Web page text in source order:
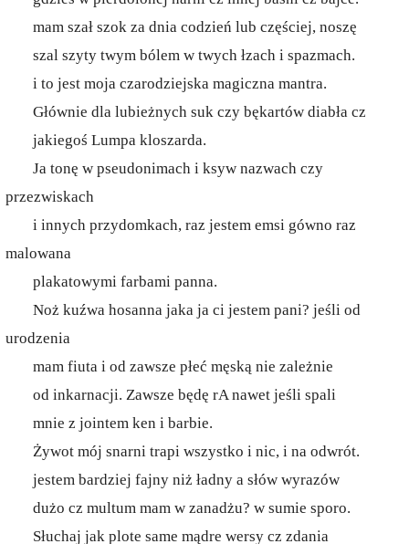
mam szał szok za dnia codzień lub częściej, noszę
szal szyty twym bólem w twych łzach i spazmach.
i to jest moja czarodziejska magiczna mantra.
Głównie dla lubieżnych suk czy bękartów diabła cz
jakiegoś Lumpa kloszarda.
Ja tonę w pseudonimach i ksyw nazwach czy
przezwiskach
i innych przydomkach, raz jestem emsi gówno raz
malowana
plakatowymi farbami panna.
Noż kuźwa hosanna jaka ja ci jestem pani? jeśli od
urodzenia
mam fiuta i od zawsze płeć męską nie zależnie
od inkarnacji. Zawsze będę rA nawet jeśli spali
mnie z jointem ken i barbie.
Żywot mój snarni trapi wszystko i nic, i na odwrót.
jestem bardziej fajny niż ładny a słów wyrazów
dużo cz multum mam w zanadżu? w sumie sporo.
Słuchaj jak plote same mądre wersy cz zdania